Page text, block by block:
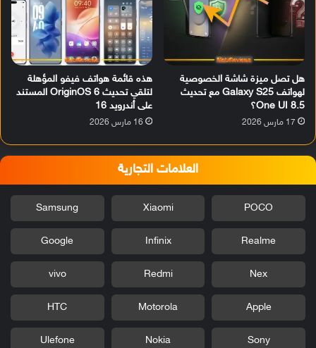
هل تصل ميزة شاشة الخصوصية
لهواتف Galaxy S25 مع تحديث
One UI 8.5؟
17 مارس 2026
هذه قائمة هواتف فيفو المؤهلة
لتلقي تحديث OriginOS 6 المستند
على أندرويد 16
16 مارس 2026
العلامات التجارية
POCO
Xiaomi
Samsung
Realme
Infinix
Google
Nex
Redmi
vivo
Apple
Motorola
HTC
Sony
Nokia
Ulefone